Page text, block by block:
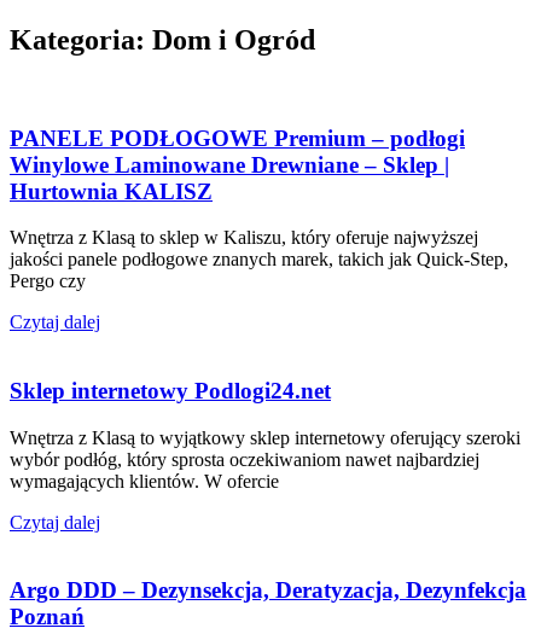
Kategoria: Dom i Ogród
PANELE PODŁOGOWE Premium – podłogi
Winylowe Laminowane Drewniane – Sklep |
Hurtownia KALISZ
Wnętrza z Klasą to sklep w Kaliszu, który oferuje najwyższej
jakości panele podłogowe znanych marek, takich jak Quick-Step,
Pergo czy
Czytaj dalej
Sklep internetowy Podlogi24.net
Wnętrza z Klasą to wyjątkowy sklep internetowy oferujący szeroki
wybór podłóg, który sprosta oczekiwaniom nawet najbardziej
wymagających klientów. W ofercie
Czytaj dalej
Argo DDD – Dezynsekcja, Deratyzacja, Dezynfekcja
Poznań